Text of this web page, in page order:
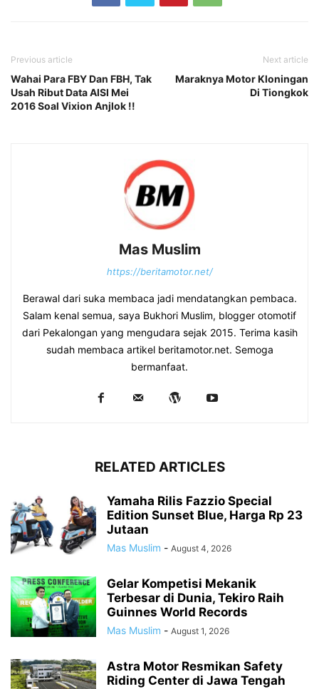
Previous article
Wahai Para FBY Dan FBH, Tak
Usah Ribut Data AISI Mei
2016 Soal Vixion Anjlok !!
Next article
Maraknya Motor Kloningan
Di Tiongkok
Mas Muslim
https://beritamotor.net/
Berawal dari suka membaca jadi mendatangkan pembaca.
Salam kenal semua, saya Bukhori Muslim, blogger otomotif
dari Pekalongan yang mengudara sejak 2015. Terima kasih
sudah membaca artikel beritamotor.net. Semoga
bermanfaat.
RELATED ARTICLES
Yamaha Rilis Fazzio Special
Edition Sunset Blue, Harga Rp 23
Jutaan
Mas Muslim - August 4, 2026
Gelar Kompetisi Mekanik
Terbesar di Dunia, Tekiro Raih
Guinnes World Records
Mas Muslim - August 1, 2026
Astra Motor Resmikan Safety
Riding Center di Jawa Tengah